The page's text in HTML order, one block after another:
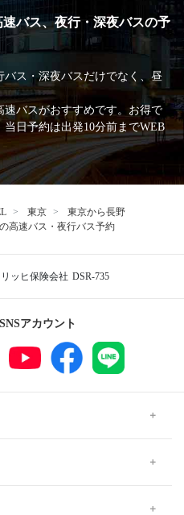
バス、夜行・深夜バスの予
ス・深夜バスだけでなく、昼
バスがおすすめです。お得で
日予約は出発10分前までWEB
東京
東京から長野
高速バス・夜行バス予約
ッヒ保険会社 DSR-735
アカウント